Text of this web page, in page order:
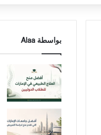
بواسطة Alaa